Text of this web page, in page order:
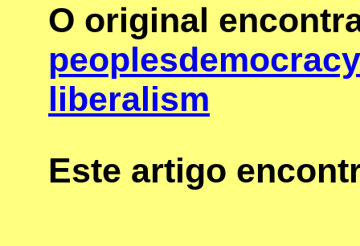
O original
liberalism
Este artigo